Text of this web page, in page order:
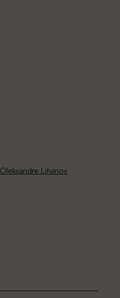
Oleksandre Litvinov